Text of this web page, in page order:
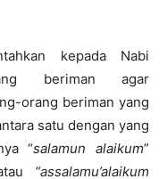
kepada Nabi
beriman agar
orang beriman yang
satu dengan yang
“salamun alaikum”
“assalamu’alaikum